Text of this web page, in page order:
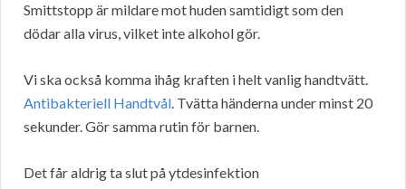
Smittstopp är mildare mot huden samtidigt som den
dödar alla virus, vilket inte alkohol gör.
Vi ska också komma ihåg kraften i helt vanlig handtvätt.
Antibakteriell Handtvål. Tvätta händerna under minst 20
sekunder. Gör samma rutin för barnen.
Det får aldrig ta slut på ytdesinfektion